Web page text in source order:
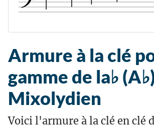
Armure à la clé
gamme de la♭
Mixolydien
Voici l'armure à la clé en clé